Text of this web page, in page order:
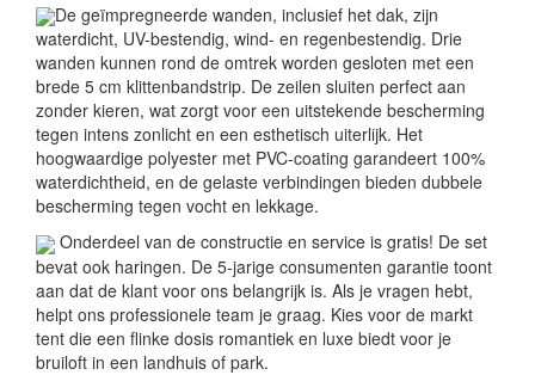
De geïmpregneerde wanden, inclusief het dak, zijn
waterdicht, UV-bestendig, wind- en regenbestendig. Drie
wanden kunnen rond de omtrek worden gesloten met een
brede 5 cm klittenbandstrip. De zeilen sluiten perfect aan
zonder kieren, wat zorgt voor een uitstekende bescherming
tegen intens zonlicht en een esthetisch uiterlijk. Het
hoogwaardige polyester met PVC-coating garandeert 100%
waterdichtheid, en de gelaste verbindingen bieden dubbele
bescherming tegen vocht en lekkage.
Onderdeel van de constructie en service is gratis! De set
bevat ook haringen. De 5-jarige consumenten garantie toont
aan dat de klant voor ons belangrijk is. Als je vragen hebt,
helpt ons professionele team je graag. Kies voor de markt
tent die een flinke dosis romantiek en luxe biedt voor je
bruiloft in een landhuis of park.